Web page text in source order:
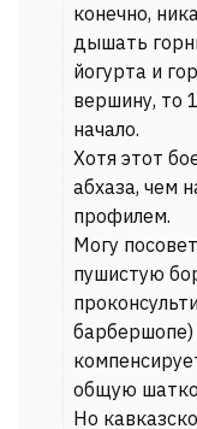
конечно,
дышать
йогурта и
вершину, то
начало.
Хотя этот
абхаза, чем
профилем.
Могу
пушистую
общую
Но